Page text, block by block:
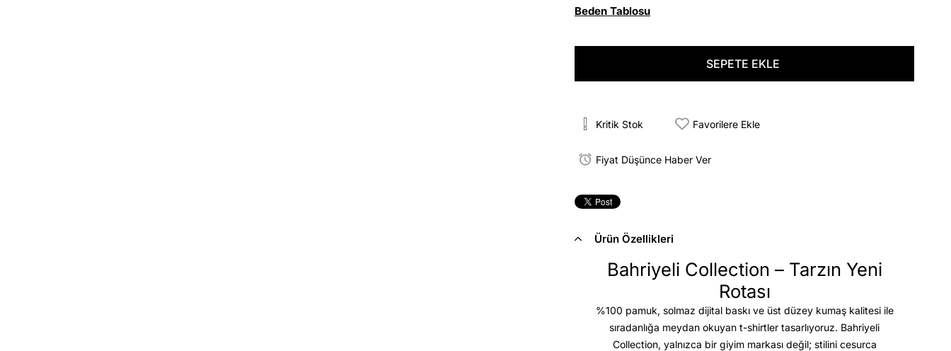
Beden Tablosu
Kritik Stok Favorilere Ekle
Fiyat Düşünce Haber Ver
Ürün Özellikleri
Bahriyeli Collection – Tarzın Yeni
Rotası
%100 pamuk, solmaz dijital baskı ve üst düzey kumaş kalitesiile
sıradanlığa meydan okuyan t-shirtler tasarlıyoruz. Bahriyeli
Collection, yalnızca bir giyim markası değil; stilini cesurca